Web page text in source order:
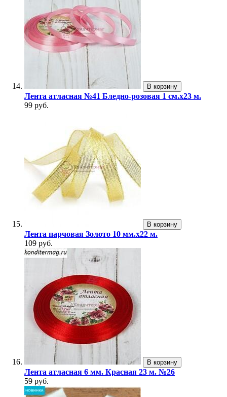
В корзину
Лента атласная №41 Бледно-розовая 1 см.х23 м.
99 руб.
В корзину
Лента парчовая Золото 10 мм.х22 м.
109 руб.
В корзину
Лента атласная 6 мм. Красная 23 м. №26
59 руб.